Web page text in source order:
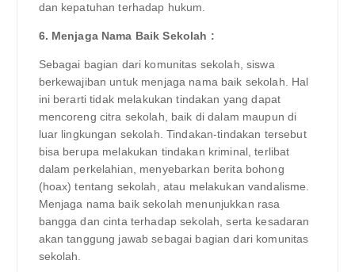
dan kepatuhan terhadap hukum.
6. Menjaga Nama Baik Sekolah :
Sebagai bagian dari komunitas sekolah, siswa
berkewajiban untuk menjaga nama baik sekolah. Hal
ini berarti tidak melakukan tindakan yang dapat
mencoreng citra sekolah, baik di dalam maupun di
luar lingkungan sekolah. Tindakan-tindakan tersebut
bisa berupa melakukan tindakan kriminal, terlibat
dalam perkelahian, menyebarkan berita bohong
(hoax) tentang sekolah, atau melakukan vandalisme.
Menjaga nama baik sekolah menunjukkan rasa
bangga dan cinta terhadap sekolah, serta kesadaran
akan tanggung jawab sebagai bagian dari komunitas
sekolah.